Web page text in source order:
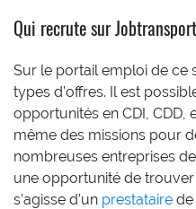
Qui recrute sur
Sur le portail emploi de ce
types d’offres. Il est
opportunités en CDI, CDD,
même des missions pour
nombreuses entreprises
une opportunité de trouver
s’agisse d’un prestataire de